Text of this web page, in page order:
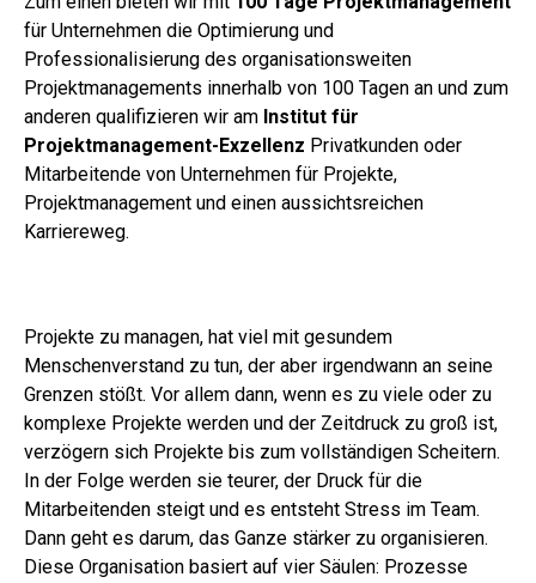
für Unternehmen die Optimierung und
Professionalisierung des organisationsweiten
Projektmanagements innerhalb von 100 Tagen an und zum
anderen qualifizieren wir am Institut für
Projektmanagement-Exzellenz Privatkunden oder
Mitarbeitende von Unternehmen für Projekte,
Projektmanagement und einen aussichtsreichen
Karriereweg.
Projekte zu managen, hat viel mit gesundem
Menschenverstand zu tun, der aber irgendwann an seine
Grenzen stößt. Vor allem dann, wenn es zu viele oder zu
komplexe Projekte werden und der Zeitdruck zu groß ist,
verzögern sich Projekte bis zum vollständigen Scheitern.
In der Folge werden sie teurer, der Druck für die
Mitarbeitenden steigt und es entsteht Stress im Team.
Dann geht es darum, das Ganze stärker zu organisieren.
Diese Organisation basiert auf vier Säulen: Prozesse